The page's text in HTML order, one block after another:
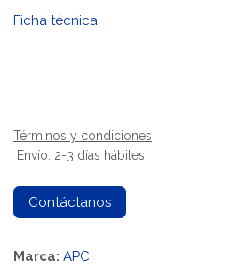
Ficha técnica
Términos y condiciones
Envío: 2-3 días hábiles
Contáctanos
Marca: APC